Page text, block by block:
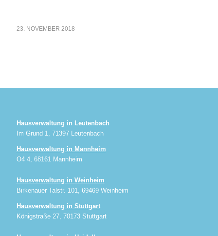
23. NOVEMBER 2018
Hausverwaltung in Leutenbach
Im Grund 1, 71397 Leutenbach
Hausverwaltung in Mannheim
O4 4, 68161 Mannheim
Hausverwaltung in Weinheim
Birkenauer Talstr. 101, 69469 Weinheim
Hausverwaltung in Stuttgart
Königstraße 27, 70173 Stuttgart